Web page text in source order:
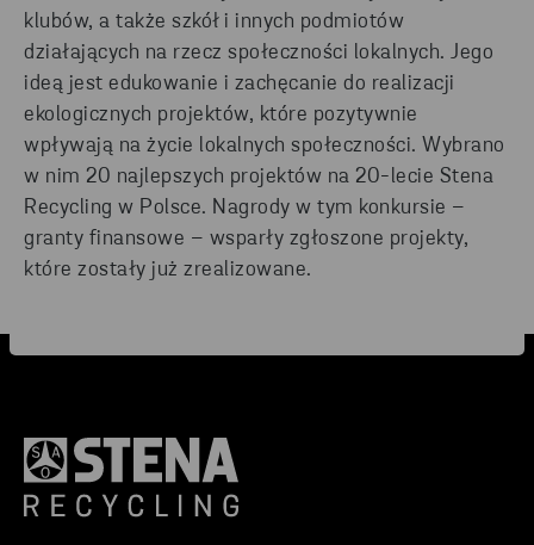
klubów, a także szkół i innych podmiotów
działających na rzecz społeczności lokalnych. Jego
ideą jest edukowanie i zachęcanie do realizacji
ekologicznych projektów, które pozytywnie
wpływają na życie lokalnych społeczności. Wybrano
w nim 20 najlepszych projektów na 20-lecie Stena
Recycling w Polsce. Nagrody w tym konkursie –
granty finansowe – wsparły zgłoszone projekty,
które zostały już zrealizowane.